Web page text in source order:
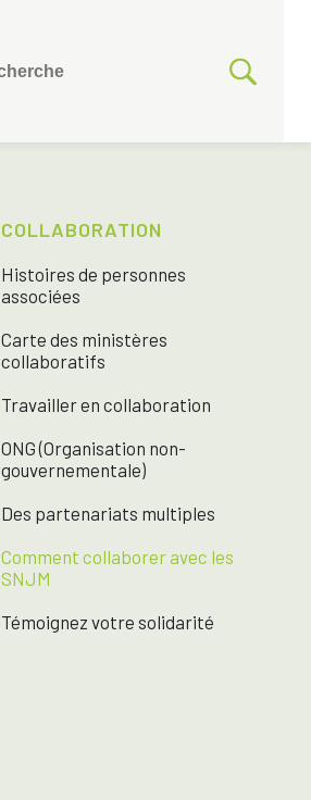
COLLABORATION
Histoires de personnes
associées
Carte des ministères
collaboratifs
Travailler en collaboration
ONG (Organisation non-
gouvernementale)
Des partenariats multiples
Comment collaborer avec les
SNJM
Témoignez votre solidarité